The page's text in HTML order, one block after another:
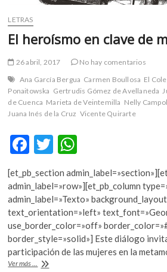
LETRAS
El heroísmo en clave de
26 abril, 2017
No hay comentarios
Ana García Bergua Carmen Boullosa El
Ponaitowska Gertrudis Gómez de Avellaneda
de Cuenca Marieta de Veintemilla Nelly
Juana Inés de la Cruz Vicente Quirarte
F
e
b
o
o
k
T
w
itt
er
h
at
s
A
p
p
[et_pb_section
admin_label=»row»][et_pb_column
admin_label=»Texto»
text_orientation=»left»
use_border_color=»off»
border_style=»solid»] Este diálogo
participación de las mujeres en la
Ver más ... El